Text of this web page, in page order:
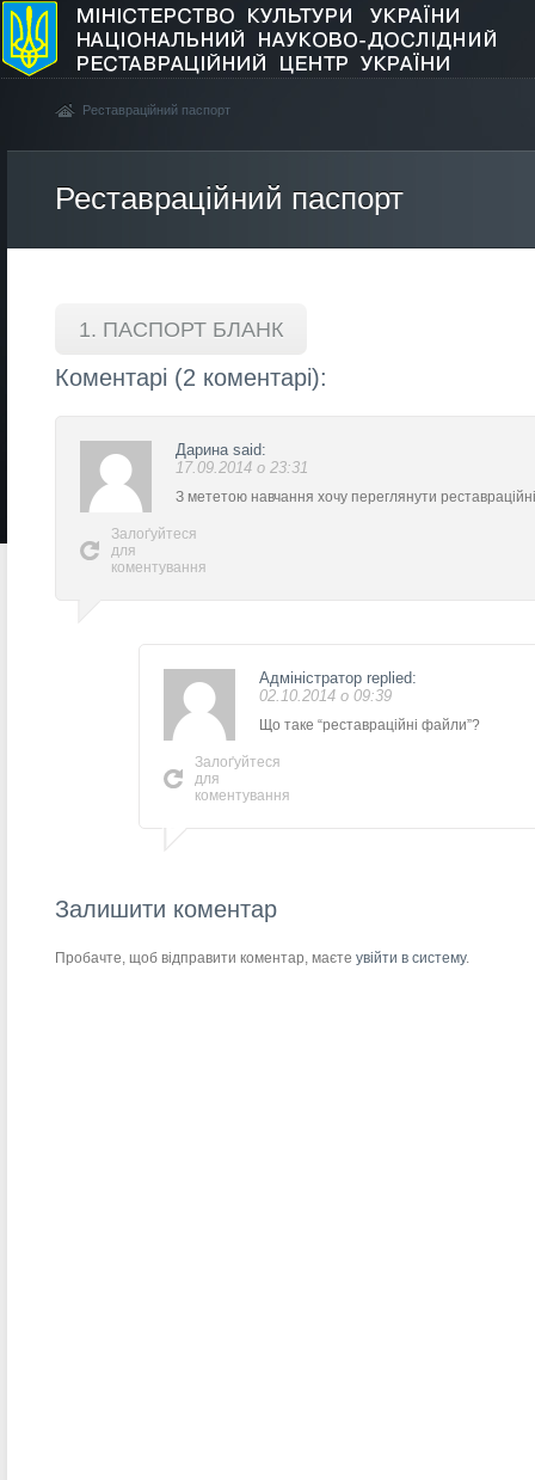
Реставраційний паспорт
Реставраційний паспорт
1. ПАСПОРТ БЛАНК
Коментарі (2 коментарі):
Залоґуйтеся
для
коментування
Даринаsaid:
17.09.2014 о 23:31
З мететою навчання хочу переглянути
Залоґуйтеся
для
коментування
Адміністраторreplied:
02.10.2014 о 09:39
Що таке “реставраційні файли”?
Залишити коментар
Пробачте, щоб відправити коментар, маєте увійти в систему.